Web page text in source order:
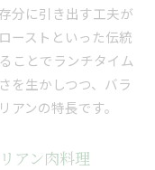
分に引き出す工夫が
ーストといった伝統
ことでランチタイム
を生かしつつ、バラ
ンの特長です。
アン肉料理